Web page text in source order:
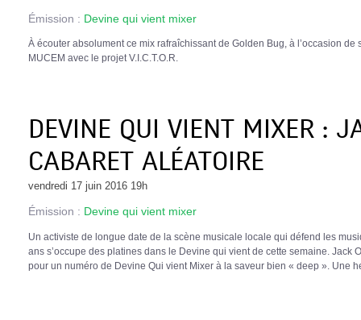
Émission : Devine qui vient mixer
À écouter absolument ce mix rafraîchissant de Golden Bug, à l’occasion
MUCEM avec le projet V.I.C.T.O.R.
DEVINE QUI VIENT MIXER :
CABARET ALÉATOIRE
vendredi 17 juin 2016 19h
Émission : Devine qui vient mixer
Un activiste de longue date de la scène musicale locale qui défend les
ans s’occupe des platines dans le Devine qui vient de cette semaine. Jack
pour un numéro de Devine Qui vient Mixer à la saveur bien « deep ». Une